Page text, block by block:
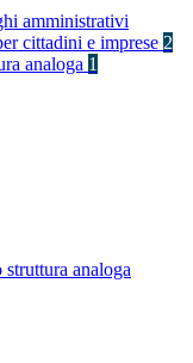
amministrativi
cittadini e imprese 2
analoga 1
analoga